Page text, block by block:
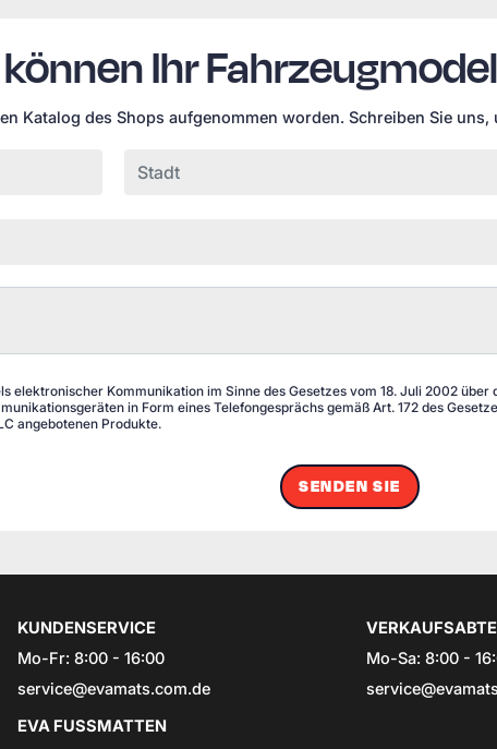
Ihr
Katalog des Shops aufgenommen worden. Schreiben Sie
Kommunikation im Sinne des Gesetzes vom 18. Juli 2002 über
in Form eines Telefongesprächs gemäß Art. 172 des
angebotenen Produkte.
SENDEN SIE
KUNDENSERVICE
Mo-Fr: 8:00 - 16:00
service@evamats.com.de
EVA FUSSMATTEN
Mo-Sa: 8:00 -